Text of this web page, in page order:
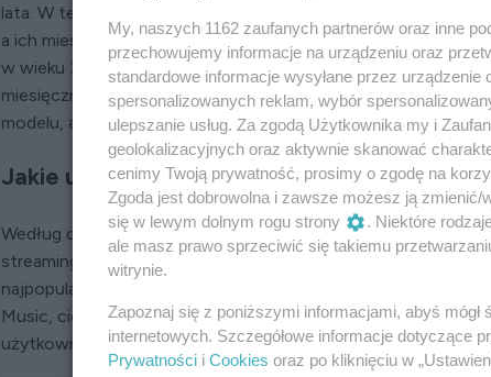
lata. W tej grupie ponad 80% badanych korzysta z co najmniej
a ich miesięczne wydatki często oscylują wokół kwot 100-
w wieku 35-49 lat deklarują bardziej umiarkowane wydatki,
miesięcznie. Większość użytkowników subskrypcji wskazuje
modelu, ale również na rosnącą liczbę opłat, które trzeba
Jakie usługi subskrybujemy najczęściej?
Według danych ITwiz z 2024 roku, aż 86% Polaków korzysta
streamingowych takich jak Netflix, HBO Max, Player, czy
najpopularniejszymi subskrypcjami w kraju. Subskrypcje
Music, cieszą się również dużym zainteresowaniem –
użytkowników.
My, naszych 1162 zaufanych partnerów oraz inne
przechowujemy informacje na urządzeniu oraz
standardowe informacje wysyłane przez
spersonalizowanych reklam, wybór
ulepszanie usług. Za zgodą Użytkownika my i
geolokalizacyjnych oraz aktywnie skanować
cenimy Twoją prywatność, prosimy o zgodę na
Zgoda jest dobrowolna i zawsze możesz ją
się w lewym dolnym rogu strony
. Niektóre
ale masz prawo sprzeciwić się takiemu
witrynie.
Zapoznaj się z poniższymi informacjami, abyś
internetowych. Szczegółowe informacje dotyczące
Prywatności i Cookies oraz po kliknięciu w